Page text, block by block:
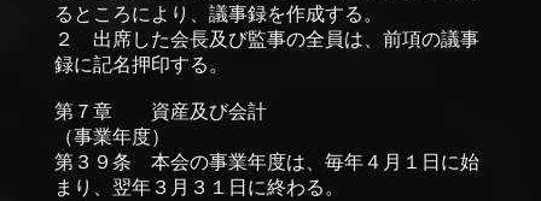
るところにより、議事録を作成する。
２ 出席した会長及び監事の全員は、前項の議事
録に記名押印する。
第７章 資産及び会計
（事業年度）
第３９条 本会の事業年度は、毎年４月１日に始
まり、翌年３月３１日に終わる。